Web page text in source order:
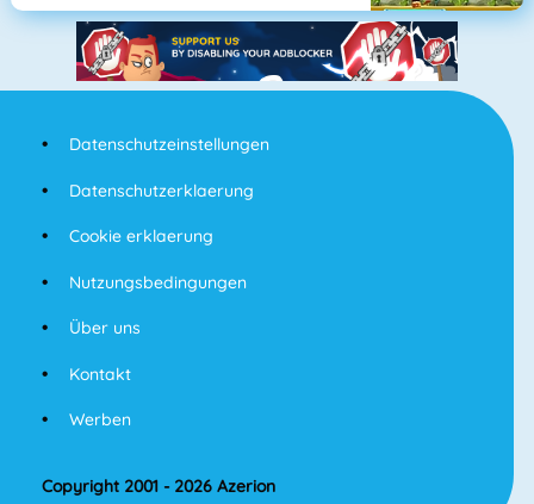
Datenschutzeinstellungen
Datenschutzerklaerung
Cookie erklaerung
Nutzungsbedingungen
Über uns
Kontakt
Werben
Copyright 2001 - 2026 Azerion